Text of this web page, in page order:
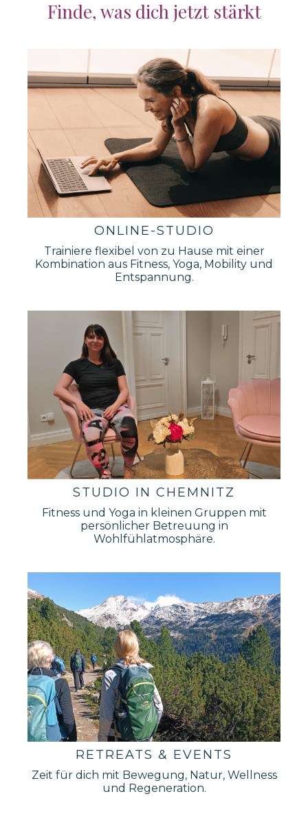
Finde, was dich jetzt stärkt
ONLINE-STUDIO
Trainiere flexibel von zu Hause mit einer
Kombination aus Fitness, Yoga, Mobility und
Entspannung.
STUDIO IN CHEMNITZ
Fitness und Yoga in kleinen Gruppen mit
persönlicher Betreuung in
Wohlfühlatmosphäre.
RETREATS & EVENTS
Zeit für dich mit Bewegung, Natur, Wellness
und Regeneration.